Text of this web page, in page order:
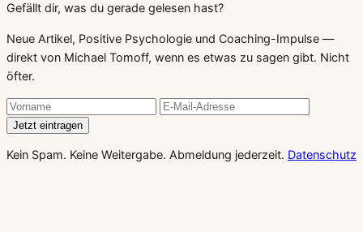
Gefällt dir, was du gerade gelesen hast?
Neue Artikel, Positive Psychologie und Coaching-Impulse —
direkt von Michael Tomoff, wenn es etwas zu sagen gibt. Nicht
öfter.
Jetzt eintragen
Kein Spam. Keine Weitergabe. Abmeldung jederzeit. Datenschutz